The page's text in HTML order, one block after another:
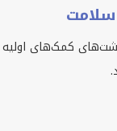
کمک‌های